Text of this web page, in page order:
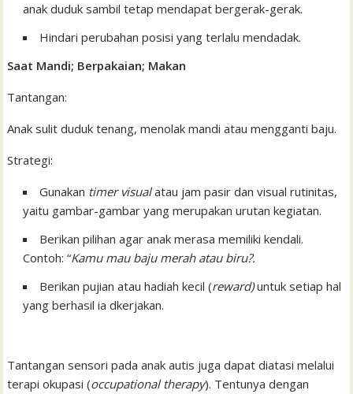
anak duduk sambil tetap mendapat bergerak-gerak.
Hindari perubahan posisi yang terlalu mendadak.
Saat Mandi; Berpakaian; Makan
Tantangan:
Anak sulit duduk tenang, menolak mandi atau mengganti baju.
Strategi:
Gunakan timer visualatau jam pasir dan visual rutinitas,
yaitu gambar-gambar yang merupakan urutan kegiatan.
Berikan pilihan agar anak merasa memiliki kendali.
Contoh: “Kamu mau baju merah atau biru?.
Berikan pujian atau hadiah kecil (reward)untuk setiap hal
yang berhasil ia dkerjakan.
Tantangan sensori pada anak autis juga dapat diatasi melalui
terapi okupasi (occupational therapy). Tentunya dengan